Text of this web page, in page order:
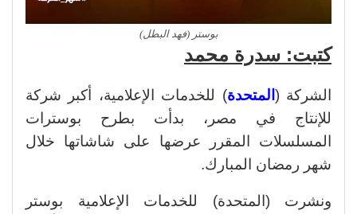
بوستر (فهد البطل)
كتبت: سدرة محمد
الشركة ( المتحدة) للخدمات الإعلامية، أكبر شركة
للإنتاج في مصر، بدأت بطرح بوسترات
المسلسلات المقرر عرضها على شاشاتها خلال
شهر رمضان المبارك.
ونشرت (المتحدة) للخدمات الإعلامية بوستر